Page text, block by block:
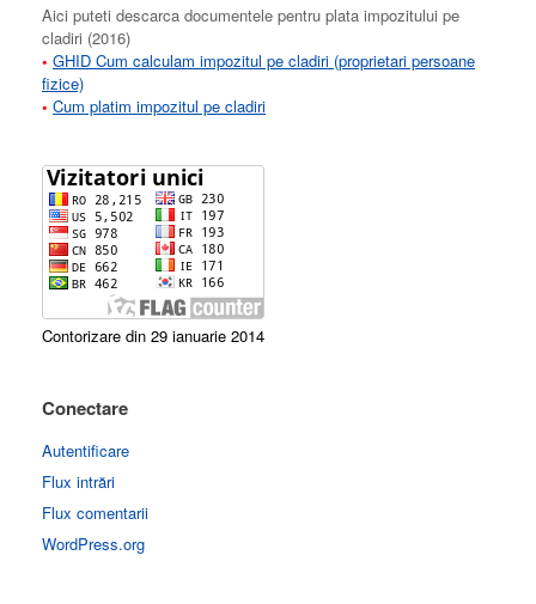
Aici puteti descarca documentele pentru plata impozitului pe
cladiri (2016)
• GHID Cum calculam impozitul pe cladiri (proprietari persoane
fizice)
• Cum platim impozitul pe cladiri
Contorizare din 29 ianuarie 2014
Conectare
Autentificare
Flux intrări
Flux comentarii
WordPress.org